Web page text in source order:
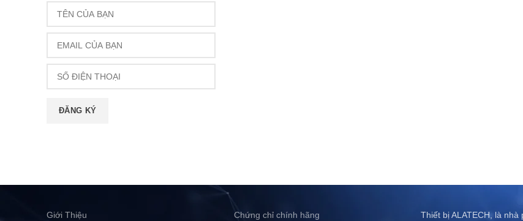
Giới Thiệu Chứng chỉ chính hãng
Thiết bị ALATECH, là